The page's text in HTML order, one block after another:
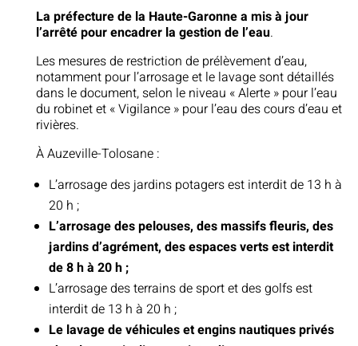
La préfecture de la Haute-Garonne a mis à jour
l’arrêté pour encadrer la gestion de l’eau.
Les mesures de restriction de prélèvement d’eau,
notamment pour l’arrosage et le lavage sont détaillés
dans le document, selon le niveau « Alerte » pour l’eau
du robinet et « Vigilance » pour l’eau des cours d’eau et
rivières.
À Auzeville-Tolosane :
L’arrosage des jardins potagers est interdit de 13 h à
20 h ;
L’arrosage des pelouses, des massifs fleuris, des
jardins d’agrément, des espaces verts est interdit
de 8 h à 20 h ;
L’arrosage des terrains de sport et des golfs est
interdit de 13 h à 20 h ;
Le lavage de véhicules et engins nautiques privés